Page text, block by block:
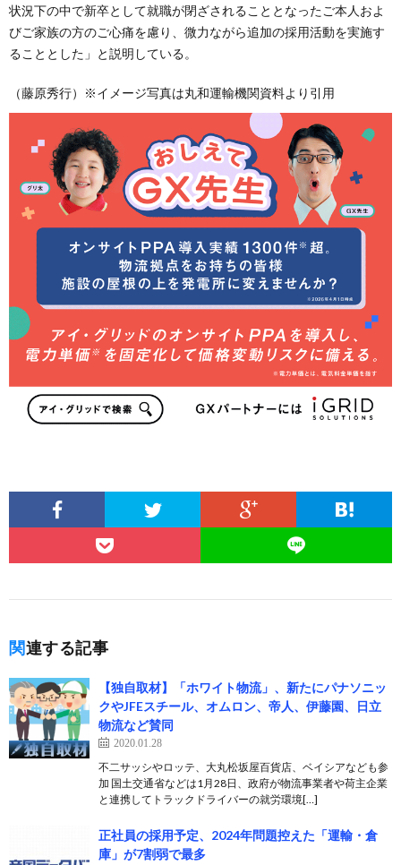
状況下の中で新卒として就職が閉ざされることとなったご本人およ
びご家族の方のご心痛を慮り、微力ながら追加の採用活動を実施す
ることとした」と説明している。
（藤原秀行）※イメージ写真は丸和運輸機関資料より引用
関連する記事
【独自取材】「ホワイト物流」、新たにパナソニッ
クやJFEスチール、オムロン、帝人、伊藤園、日立
物流など賛同
2020.01.28
不二サッシやロッテ、大丸松坂屋百貨店、ベイシアなども参
加 国土交通省などは1月28日、政府が物流事業者や荷主企業
と連携してトラックドライバーの就労環境[…]
正社員の採用予定、2024年問題控えた「運輸・倉
庫」が7割弱で最多